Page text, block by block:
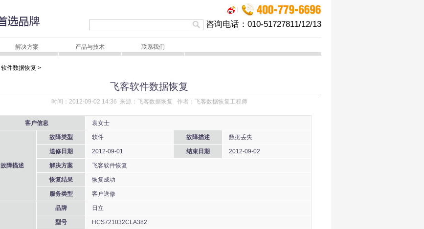
|
咨询电话：010-51727811/12/13
解决方案 产品与技术 联系我们
软件数据恢复 >
飞客软件数据恢复
时间：2012-09-02 14:36 来源：飞客数据恢复 作者：飞客数据恢复工程师
客户信息 袁女士
故障描述
故障类型 软件 故障描述 数据丢失
送修日期 2012-09-01 结束日期 2012-09-02
解决方案 飞客软件恢复
恢复结果 恢复成功
服务类型 客户送修
品牌 日立
型号 HCS721032CLA382